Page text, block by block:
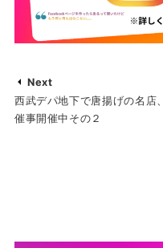
Next
西武デパ地下で唐揚げの名店、
催事開催中その２